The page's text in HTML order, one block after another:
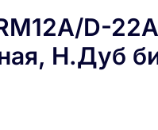
D-
Н.Дуб